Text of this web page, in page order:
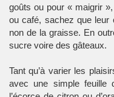
goûts ou pour « maigrir
ou café, sachez que leur
non de la graisse. En
sucre voire des gâteaux.
Tant qu’à varier les
avec une simple feuille